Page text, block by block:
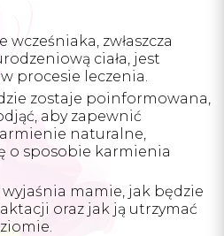
zwłaszcza
ciała, jest
procesie leczenia.
zostaje poinformowana,
aby zapewnić
naturalne,
o sposobie karmienia
mamie, jak będzie
oraz jak ją utrzymać